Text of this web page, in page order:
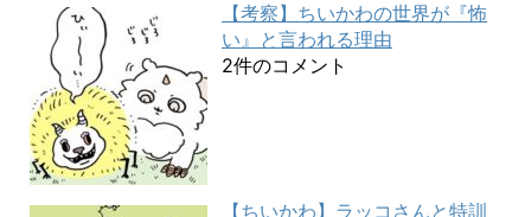
【考察】ちいかわの世界が『怖
い』と言われる理由
2件のコメント
【ちいかわ】ラッコさんと特訓